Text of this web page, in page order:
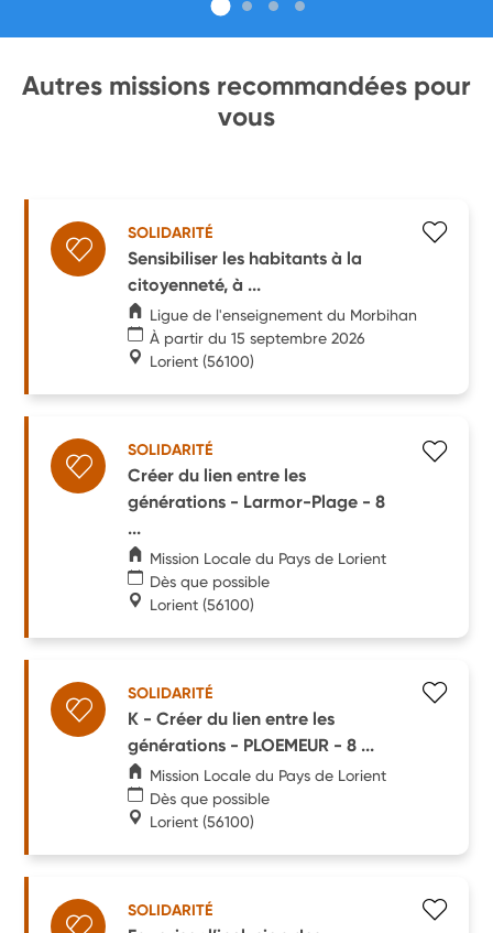
Autres missions recommandées pour
vous
SOLIDARITÉ
Sensibiliser les habitants à la
citoyenneté, à ...
Ligue de l'enseignement du Morbihan
À partir du 15 septembre 2026
Lorient (56100)
SOLIDARITÉ
Créer du lien entre les
générations - Larmor-Plage - 8
...
Mission Locale du Pays de Lorient
Dès que possible
Lorient (56100)
SOLIDARITÉ
K - Créer du lien entre les
générations - PLOEMEUR - 8 ...
Mission Locale du Pays de Lorient
Dès que possible
Lorient (56100)
SOLIDARITÉ